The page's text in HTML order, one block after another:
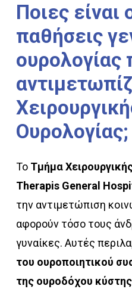
Ποιες είναι
παθήσεις
ουρολογίας
Ουρολογίας;
Το Τμήμα
Therapis General
την αντιμετώπιση
αφορούν τόσο τους
γυναίκες. Αυτές
του ουροποιητικού
της ουροδόχου κύστης